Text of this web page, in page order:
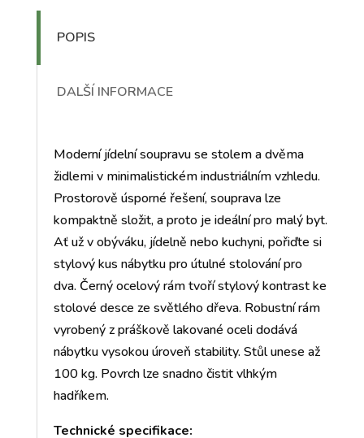
POPIS
DALŠÍ INFORMACE
Moderní jídelní soupravu se stolem a dvěma
židlemi v minimalistickém industriálním vzhledu.
Prostorově úsporné řešení, souprava lze
kompaktně složit, a proto je ideální pro malý byt.
Ať už v obýváku, jídelně nebo kuchyni, pořiďte si
stylový kus nábytku pro útulné stolování pro
dva. Černý ocelový rám tvoří stylový kontrast ke
stolové desce ze světlého dřeva. Robustní rám
vyrobený z práškově lakované oceli dodává
nábytku vysokou úroveň stability. Stůl unese až
100 kg. Povrch lze snadno čistit vlhkým
hadříkem.
Technické specifikace: